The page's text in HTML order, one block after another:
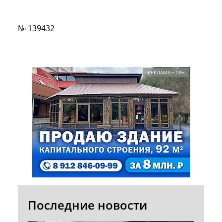
№ 139432
РЕКЛАМА • 18+
Последние новости